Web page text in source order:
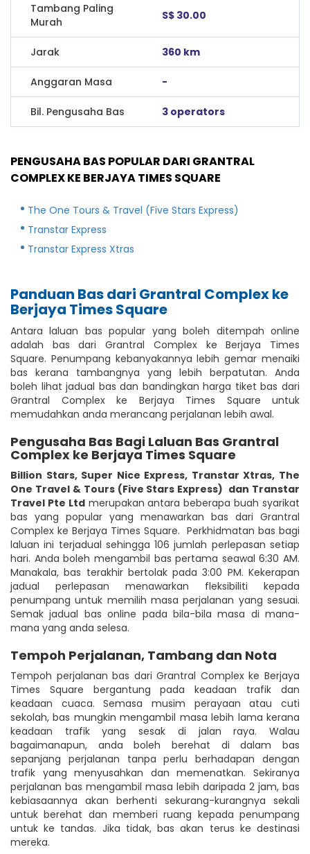
Tambang Paling
Murah
S$ 30.00
Jarak 360 km
Anggaran Masa -
Bil. Pengusaha Bas 3 operators
PENGUSAHA BAS POPULAR DARI GRANTRAL
COMPLEX KE BERJAYA TIMES SQUARE
The One Tours & Travel (Five Stars Express)
Transtar Express
Transtar Express Xtras
Panduan Bas dari Grantral Complex ke
Berjaya Times Square
Antara laluan bas popular yang boleh ditempah online
adalah bas dari Grantral Complex ke Berjaya Times
Square. Penumpang kebanyakannya lebih gemar menaiki
bas kerana tambangnya yang lebih berpatutan. Anda
boleh lihat jadual bas dan bandingkan harga tiket bas dari
Grantral Complex ke Berjaya Times Square untuk
memudahkan anda merancang perjalanan lebih awal.
Pengusaha Bas Bagi Laluan Bas Grantral
Complex ke Berjaya Times Square
Billion Stars, Super Nice Express, Transtar Xtras, The
One Travel & Tours (Five Stars Express) dan Transtar
Travel Pte Ltdmerupakan antara beberapa buah syarikat
bas yang popular yang menawarkan bas dari Grantral
Complex ke Berjaya Times Square. Perkhidmatan bas bagi
laluan ini terjadual sehingga 106 jumlah perlepasan setiap
hari. Anda boleh mengambil bas pertama seawal 6:30 AM.
Manakala, bas terakhir bertolak pada 3:00 PM. Kekerapan
jadual perlepasan menawarkan fleksibiliti kepada
penumpang untuk memilih masa perjalanan yang sesuai.
Semak jadual bas online pada bila-bila masa di mana-
mana yang anda selesa.
Tempoh Perjalanan, Tambang dan Nota
Tempoh perjalanan bas dari Grantral Complex ke Berjaya
Times Square bergantung pada keadaan trafik dan
keadaan cuaca. Semasa musim perayaan atau cuti
sekolah, bas mungkin mengambil masa lebih lama kerana
keadaan trafik yang sesak di jalan raya. Walau
bagaimanapun, anda boleh berehat di dalam bas
sepanjang perjalanan tanpa perlu berhadapan dengan
trafik yang menyusahkan dan memenatkan. Sekiranya
perjalanan bas mengambil masa lebih daripada 2 jam, bas
kebiasaannya akan berhenti sekurang-kurangnya sekali
untuk berehat dan memberi ruang kepada penumpang
untuk ke tandas. Jika tidak, bas akan terus ke destinasi
mereka.